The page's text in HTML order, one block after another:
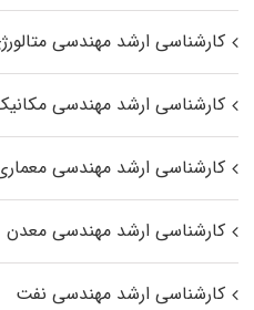
کارشناسی ارشد مهندسی
کارشناسی ارشد مهندسی
کارشناسی ارشد مهندسی
کارشناسی ارشد مهندسی معدن
کارشناسی ارشد مهندسی نفت